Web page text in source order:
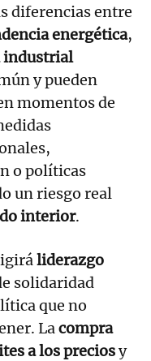
diferencias entre
energética,
industrial
y pueden
momentos de
o políticas
un riesgo real
interior.
liderazgo
solidaridad
que no
Lacompra
a los preciosy